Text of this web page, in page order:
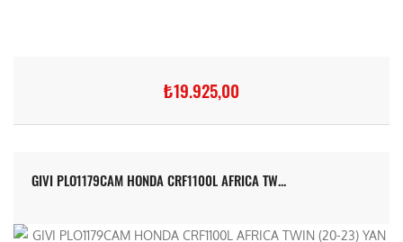
₺19.925,00
GIVI PLO1179CAM HONDA CRF1100L AFRICA TW...